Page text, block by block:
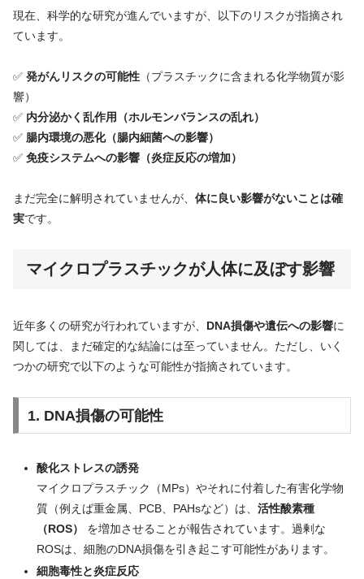
現在、科学的な研究が進んでいますが、以下のリスクが指摘され
ています。
✅ 発がんリスクの可能性 （プラスチックに含まれる化学物質が影
響）
✅ 内分泌かく乱作用（ホルモンバランスの乱れ）
✅ 腸内環境の悪化（腸内細菌への影響）
✅ 免疫システムへの影響（炎症反応の増加）
まだ完全に解明されていませんが、 体に良い影響がないことは確
実です。
C
G
P
T
マイクロプラスチックが人体に及ぼす影響
近年多くの研究が行われていますが、 DNA損傷や遺伝への影響に
関しては、まだ確定的な結論には至っていません。ただし、いく
つかの研究で以下のような可能性が指摘されています。
1. DNA損傷の可能性
酸化ストレスの誘発
マイクロプラスチック（MPs）やそれに付着した有害化学物
質（例えば重金属、PCB、PAHsなど）は、 活性酸素種
（ROS）
を増加させることが報告されています。過剰な
ROSは、細胞のDNA損傷を引き起こす可能性があります。
細胞毒性と炎症反応